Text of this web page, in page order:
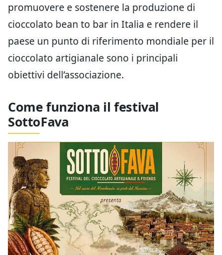
promuovere e sostenere la produzione di
cioccolato bean to bar in Italia e rendere il
paese un punto di riferimento mondiale per il
cioccolato artigianale sono i principali
obiettivi dell’associazione.
Come funziona il festival
SottoFava